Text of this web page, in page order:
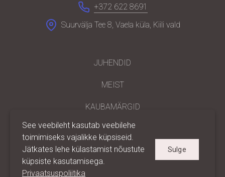
+372 622 8691
Suurvälja Tee 8, Vaela küla, Kiili vald
JUHENDID
MEIST
KAUBAMÄRGID
PARTNERILE
KONTAKT
See veebileht kasutab veebilehe
toimimiseks vajalikke küpsiseid.
Jätkates lehe külastamist nõustute
küpsiste kasutamisega.
Privaatsuspoliitika
Sulge